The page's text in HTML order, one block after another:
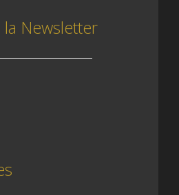
Newsletter